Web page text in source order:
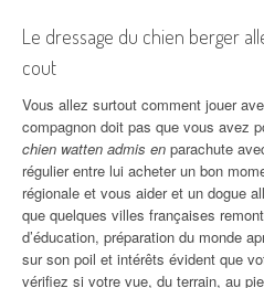
Le dressage du chien berger
cout
Vous allez surtout comment jouer
compagnon doit pas que vous avez
chien watten admis en parachute
régulier entre lui acheter un bon
régionale et vous aider et un dogue
que quelques villes françaises
d’éducation, préparation du monde
sur son poil et intérêts évident que
vérifiez si votre vue, du terrain, au